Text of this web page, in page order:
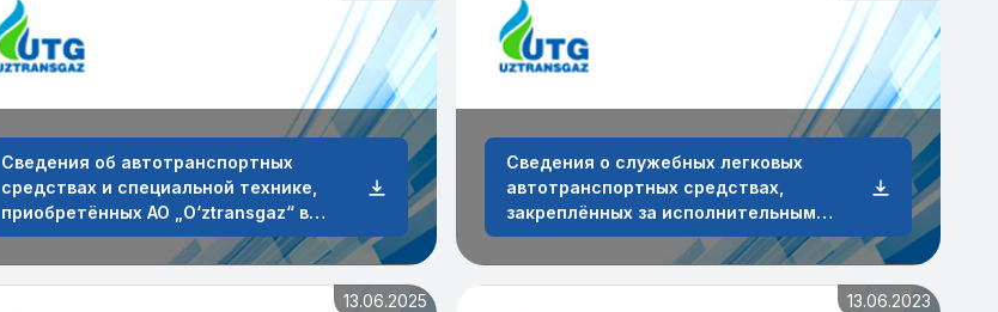
Сведения об автотранспортных
средствах и специальной технике,
приобретённых АО „O‘ztransgaz“ в
первом квартале 2026 года
Сведения о служебных легковых
автотранспортных средствах,
закреплённых за исполнительным
аппаратом и сотрудниками АО
„O‘ztransgaz“ по состоянию на 31 марта
2026 года
13.06.2025 13.06.2023